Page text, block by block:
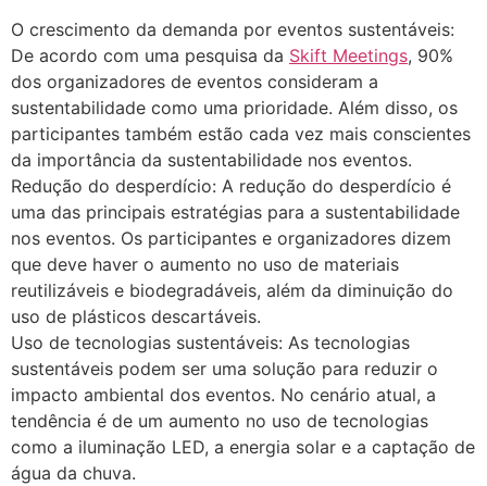
O crescimento da demanda por eventos sustentáveis:
De acordo com uma pesquisa da Skift Meetings, 90%
dos organizadores de eventos consideram a
sustentabilidade como uma prioridade. Além disso, os
participantes também estão cada vez mais conscientes
da importância da sustentabilidade nos eventos.
Redução do desperdício: A redução do desperdício é
uma das principais estratégias para a sustentabilidade
nos eventos. Os participantes e organizadores dizem
que deve haver o aumento no uso de materiais
reutilizáveis e biodegradáveis, além da diminuição do
uso de plásticos descartáveis.
Uso de tecnologias sustentáveis: As tecnologias
sustentáveis podem ser uma solução para reduzir o
impacto ambiental dos eventos. No cenário atual, a
tendência é de um aumento no uso de tecnologias
como a iluminação LED, a energia solar e a captação de
água da chuva.